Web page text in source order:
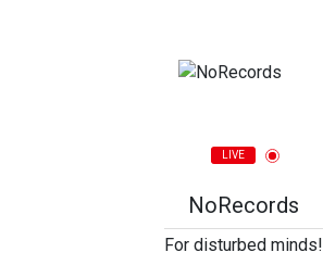
LIVE
NoRecords
For disturbed minds!